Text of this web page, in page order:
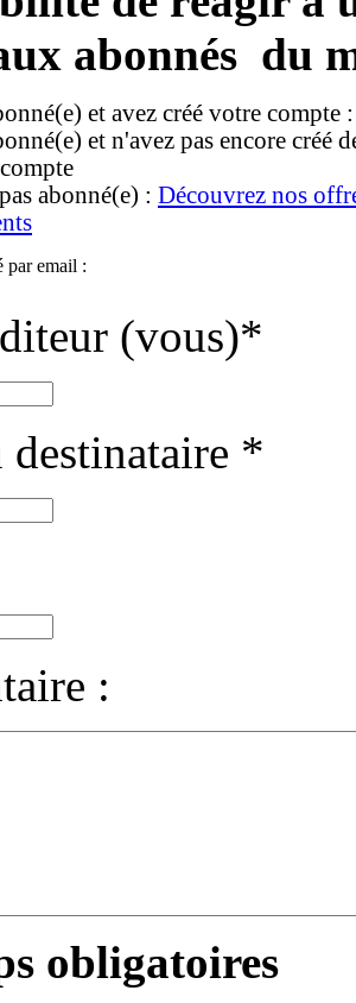
abonnés du
et avez créé votre compte
et n'avez pas encore créé
abonné(e) : Découvrez nos
par email :
(vous)*
*
:
obligatoires